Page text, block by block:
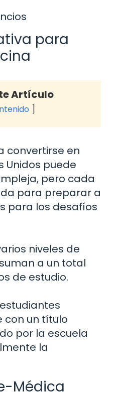
para
Artículo
convertirse en
Unidos puede
pero cada
para preparar a
para los desafíos
niveles de
a un total
de estudio.
con un título
por la escuela
la
Médica